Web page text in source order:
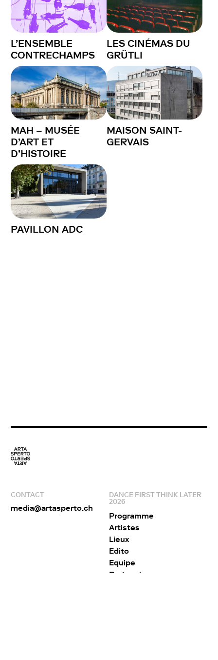
L’ENSEMBLE
CONTRECHAMPS
LES CINÉMAS DU
GRÜTLI
MAH – MUSÉE
D’ART ET
D’HISTOIRE
MAISON SAINT-
GERVAIS
PAVILLON ADC
CONTACT
media@artasperto.ch
DANCE FIRST THINK LATER
2026
Programme
Artistes
Lieux
Edito
Equipe
Partenaires